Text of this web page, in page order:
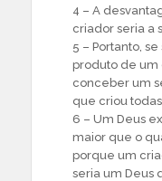
4 – A
criador seria a
5 – Portanto,
produto de um
conceber um
que criou
6 – Um Deus
maior que o
porque um
seria um Deus